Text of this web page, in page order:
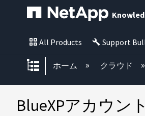
All Products Support
グローバル階層
ホーム クラウド
BlueXPアカウン